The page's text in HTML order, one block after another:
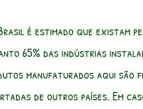
é estimado que existam
65% das indústrias
manufaturados aqui são
de outros países. Em